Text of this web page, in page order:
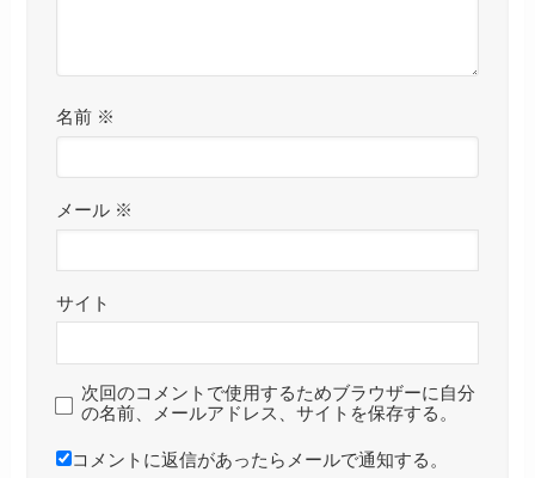
名前 ※
メール ※
サイト
次回のコメントで使用するためブラウザーに自分
の名前、メールアドレス、サイトを保存する。
コメントに返信があったらメールで通知する。